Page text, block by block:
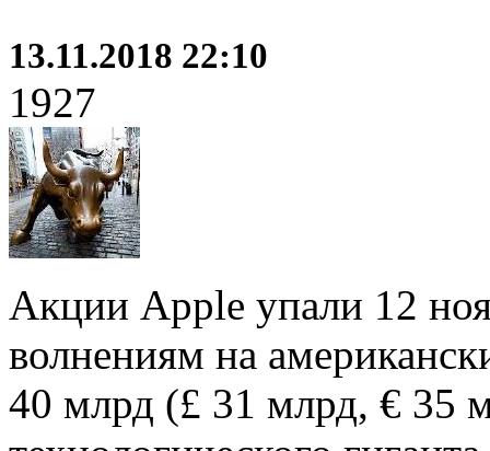
13.11.2018 22:10
1927
Акции Apple упали 12
волнениям на
40 млрд (£ 31 млрд, € 35